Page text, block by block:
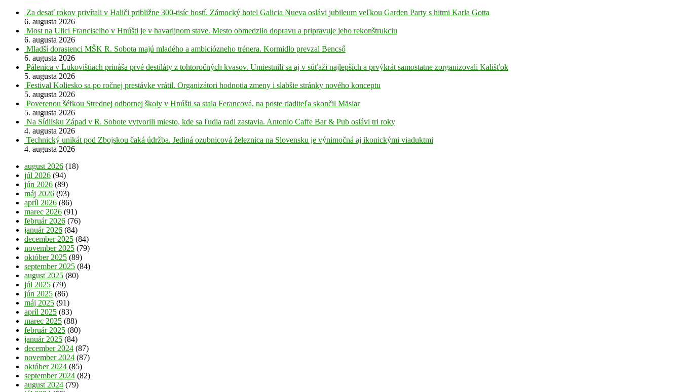
Za desať rokov privítali v Haliči približne 300-tisíc hostí. Zámocký hotel Galicia Nueva oslávi jubileum veľkou Garden Party s hitmi Karla Gotta
6. augusta 2026
Most na Ulici Francisciho v Hnúšti je v havarijnom stave. Mesto obmedzilo dopravu a pripravuje jeho rekonštrukciu
6. augusta 2026
Mladší dorastenci MŠK R. Sobota majú mladého a ambiciózneho trénera. Kormidlo prevzal Bencső
6. augusta 2026
Pálenica v Lukovištiach prináša prvé destiláty z tohtoročných kvasov. Umiestnili sa aj v súťaži najlepších a prvýkrát samostatne zorganizovali Kališťok
5. augusta 2026
Festival Koliesko sa po ročnej prestávke vrátil. Organizátori hodnotia zmeny i slabšie stránky nového konceptu
5. augusta 2026
Poverenou šéfkou Strednej odbornej školy v Hnúšti sa stala Ferancová, na poste riaditeľa skončil Mäsiar
5. augusta 2026
Na Sídlisku Západ v R. Sobote vytvorili miesto, kde sa ľudia radi zastavia. Antonio Caffe Bar & Pub oslávi tri roky
4. augusta 2026
Technický unikát pod Zbojskou čaká údržba. Jediná ozubnicová železnica na Slovensku je výnimočná aj ikonickými viaduktmi
4. augusta 2026
august 2026 (18)
júl 2026 (94)
jún 2026 (89)
máj 2026 (93)
apríl 2026 (86)
marec 2026 (91)
február 2026 (76)
január 2026 (84)
december 2025 (84)
november 2025 (79)
október 2025 (89)
september 2025 (84)
august 2025 (80)
júl 2025 (79)
jún 2025 (86)
máj 2025 (91)
apríl 2025 (83)
marec 2025 (88)
február 2025 (80)
január 2025 (84)
december 2024 (87)
november 2024 (87)
október 2024 (85)
september 2024 (82)
august 2024 (79)